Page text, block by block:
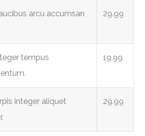
arcu accumsan
29.99
tempus
19.99
integer aliquet
29.99